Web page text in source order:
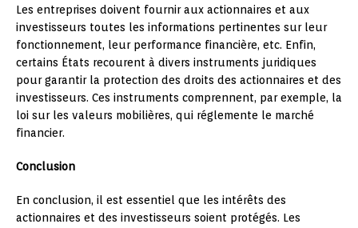
Les entreprises doivent fournir aux actionnaires et aux
investisseurs toutes les informations pertinentes sur leur
fonctionnement, leur performance financière, etc. Enfin,
certains États recourent à divers instruments juridiques
pour garantir la protection des droits des actionnaires et des
investisseurs. Ces instruments comprennent, par exemple, la
loi sur les valeurs mobilières, qui réglemente le marché
financier.
Conclusion
En conclusion, il est essentiel que les intérêts des
actionnaires et des investisseurs soient protégés. Les